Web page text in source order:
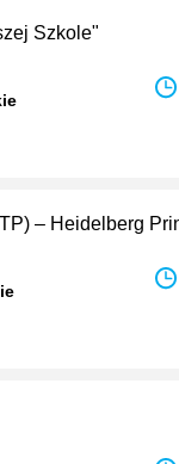
Szkole"
– Heidelberg